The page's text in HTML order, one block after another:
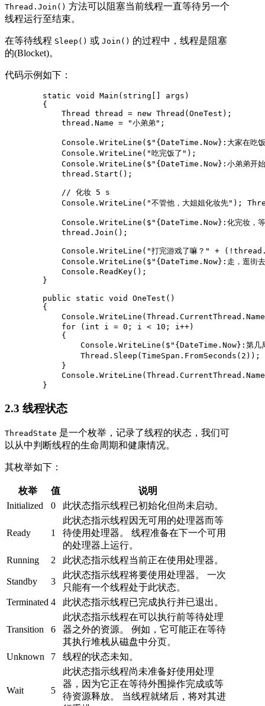
Thread.Join() 方法可以阻塞当前线程一直等待另一个
线程运行至结束。
在等待线程 Sleep() 或 Join() 的过程中，线程是阻塞
的(Blocket)。
代码示例如下：
        static void Main(string[] args)
        {
            Thread thread = new Thread(OneTest);
            thread.Name = "小弟弟";
Console.WriteLine($"{DateTime.Now}:大家在吃饭
            Console.WriteLine("吃完饭了");
Console.WriteLine($"{DateTime.Now}:小弟弟开始
            thread.Start();
            // 化妆 5 s
Console.WriteLine("不管他，大姐姐化妆先");
Console.WriteLine($"{DateTime.Now}:化完妆，等
            thread.Join();
Console.WriteLine("打完游戏了嘛？" +
Console.WriteLine($"{DateTime.Now}:走，逛街
            Console.ReadKey();
        }
        public static void OneTest()
        {
Console.WriteLine(Thread.CurrentThread.Name
            for (int i = 0; i < 10; i++)
            {
Console.WriteLine($"{DateTime.Now}:第几
Thread.Sleep(TimeSpan.FromSeconds(2));
            }
Console.WriteLine(Thread.CurrentThread.Name
        }
2.3 线程状态
ThreadState 是一个枚举，记录了线程的状态，我们可
以从中判断线程的生命周期和健康情况。
其枚举如下：
枚举 值
说明
Initialized
0 此状态指示线程已初始化但尚未启动。
Ready 1
此状态指示线程因无可用的处理器而等
待使用处理器。 线程准备在下一个可用
的处理器上运行。
Running
2 此状态指示线程当前正在使用处理器。
Standby 3
此状态指示线程将要使用处理器。 一次
只能有一个线程处于此状态。
Terminated 4 此状态指示线程已完成执行并已退出。
Transition 6
此状态指示线程在可以执行前等待处理
器之外的资源。 例如，它可能正在等待
其执行堆栈从磁盘中分页。
Unknown
7 线程的状态未知。
Wait 5
此状态指示线程尚未准备好使用处理
器，因为它正在等待外围操作完成或等
待资源释放。 当线程就绪后，将对其进